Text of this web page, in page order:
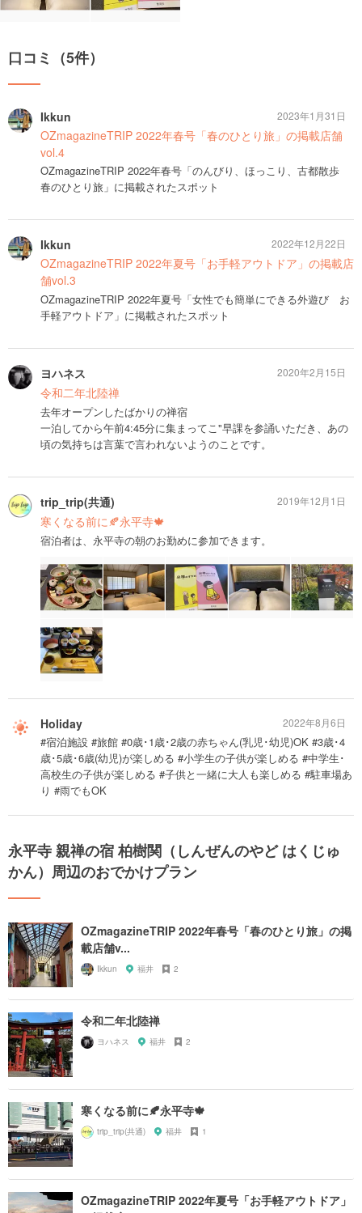
口コミ（5件）
Ikkun
OZmagazineTRIP 2022年春号「春のひとり旅」の掲載店舗
vol.4
OZmagazineTRIP 2022年春号「のんびり、ほっこり、古都散歩
春のひとり旅」に掲載されたスポット
2023年1月31日
Ikkun
OZmagazineTRIP 2022年夏号「お手軽アウトドア」の掲載店
舗vol.3
OZmagazineTRIP 2022年夏号「女性でも簡単にできる外遊び お
手軽アウトドア」に掲載されたスポット
2022年12月22日
ヨハネス
令和二年北陸禅
去年オープンしたばかりの禅宿
一泊してから午前4:45分に集まってこ"早課を参誦いただき、あの
頃の気持ちは言葉で言われないようのことです。
2020年2月15日
trip_trip(共通)
寒くなる前に🍂永平寺🍁
宿泊者は、永平寺の朝のお勤めに参加できます。
2019年12月1日
Holiday
#宿泊施設 #旅館 #0歳･1歳･2歳の赤ちゃん(乳児･幼児)OK #3歳･4
歳･5歳･6歳(幼児)が楽しめる #小学生の子供が楽しめる #中学生･
高校生の子供が楽しめる #子供と一緒に大人も楽しめる #駐車場あ
り #雨でもOK
2022年8月6日
永平寺 親禅の宿 柏樹関（しんぜんのやど はくじゅ
かん）周辺のおでかけプラン
OZmagazineTRIP 2022年春号「春のひとり旅」の掲
載店舗v...
Ikkun 福井 2
令和二年北陸禅
ヨハネス 福井 2
寒くなる前に🍂永平寺🍁
trip_trip(共通) 福井 1
OZmagazineTRIP 2022年夏号「お手軽アウトドア」